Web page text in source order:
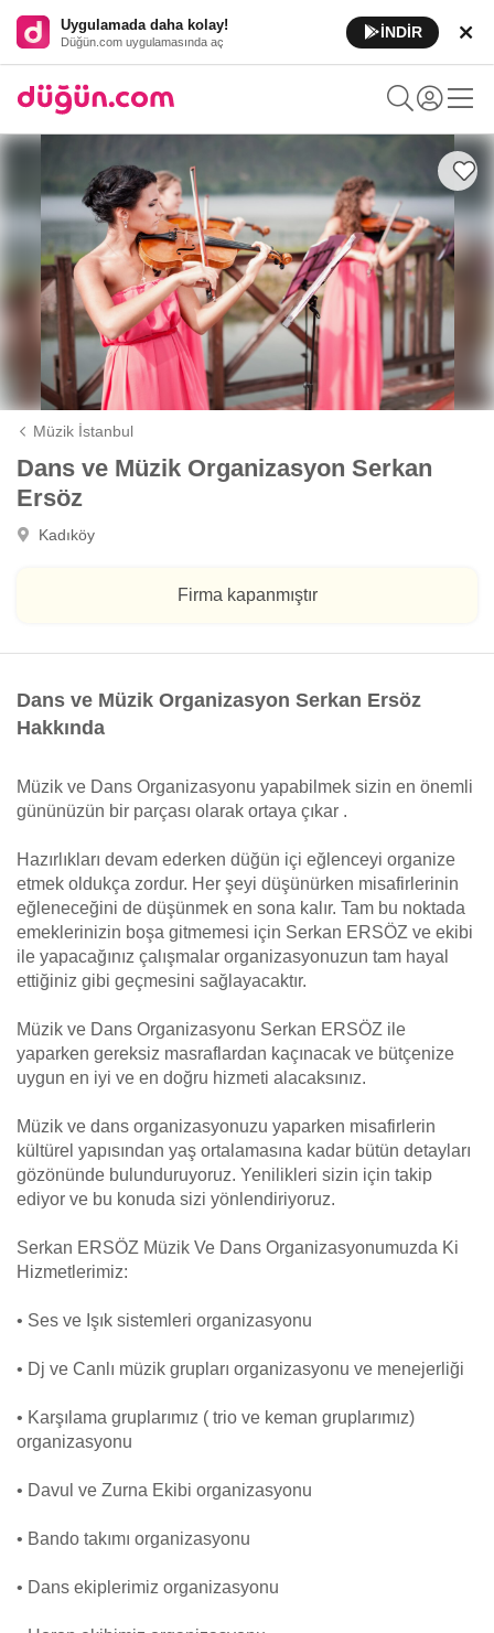
Uygulamada daha kolay!
Düğün.com uygulamasında aç
İNDİR
Müzik İstanbul
Dans ve Müzik Organizasyon Serkan
Ersöz
Kadıköy
Firma kapanmıştır
Dans ve Müzik Organizasyon Serkan Ersöz
Hakkında
Müzik ve Dans Organizasyonu yapabilmek sizin en önemli
gününüzün bir parçası olarak ortaya çıkar .
Hazırlıkları devam ederken düğün içi eğlenceyi organize
etmek oldukça zordur. Her şeyi düşünürken misafirlerinin
eğleneceğini de düşünmek en sona kalır. Tam bu noktada
emeklerinizin boşa gitmemesi için Serkan ERSÖZ ve ekibi
ile yapacağınız çalışmalar organizasyonuzun tam hayal
ettiğiniz gibi geçmesini sağlayacaktır.
Müzik ve Dans Organizasyonu Serkan ERSÖZ ile
yaparken gereksiz masraflardan kaçınacak ve bütçenize
uygun en iyi ve en doğru hizmeti alacaksınız.
Müzik ve dans organizasyonuzu yaparken misafirlerin
kültürel yapısından yaş ortalamasına kadar bütün detayları
gözönünde bulunduruyoruz. Yenilikleri sizin için takip
ediyor ve bu konuda sizi yönlendiriyoruz.
Serkan ERSÖZ Müzik Ve Dans Organizasyonumuzda Ki
Hizmetlerimiz:
• Ses ve Işık sistemleri organizasyonu
• Dj ve Canlı müzik grupları organizasyonu ve menejerliği
• Karşılama gruplarımız ( trio ve keman gruplarımız)
organizasyonu
• Davul ve Zurna Ekibi organizasyonu
• Bando takımı organizasyonu
• Dans ekiplerimiz organizasyonu